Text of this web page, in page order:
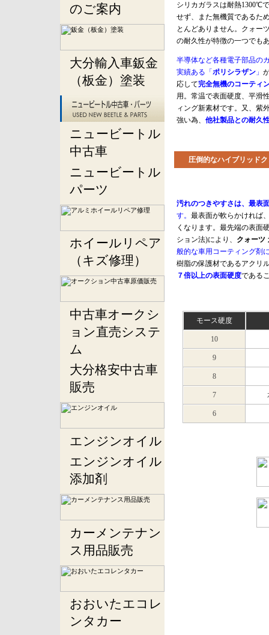
のご案内
大分輸入車鈑金
（板金）塗装
ニュービートル
中古車
ニュービートル
パーツ
ホイールリペア
（キズ修理）
中古車オークシ
ョン直売システ
ム
大分格安中古車
販売
エンジンオイル
エンジンオイル
添加剤
カーメンテナン
ス用品販売
おおいたエコレ
ンタカー
シリカガラスは耐熱1300℃
せず、また無機質であるた
とんどありません。クォー
の耐久性が特徴の一つでも
半導体など各種電子部品の
実績ある「 ポリシラザン 」
応して完全無機のコーティ
用。常温で表面硬度、平滑
ィング新素材です。又、紫
強い為、 他社製品との耐久
圧倒的なハイブリッド
汚れのつきやすさは、最表
す。 最表面が軟らかければ
くなります。最先端の表面
ション法)により、 クォーツ
般的な車用コーティング剤
樹脂の保護材であるアクリ
７倍以上の表面硬度である
モース硬度
10
9
8
7
6